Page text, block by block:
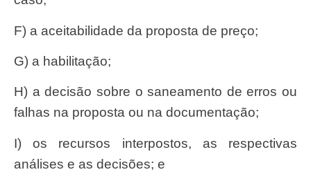
f) a aceitabilidade da proposta de preço;
g) a habilitação;
h) a decisão sobre o saneamento de erros ou
falhas na proposta ou na documentação;
i) os recursos interpostos, as respectivas
análises e as decisões; e